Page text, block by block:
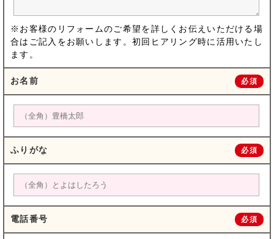
※お客様のリフォームのご希望を詳しくお伝えいただける場
合はご記入をお願いします。初回ヒアリング時に活用いたし
ます。
お名前 必須
ふりがな 必須
電話番号 必須